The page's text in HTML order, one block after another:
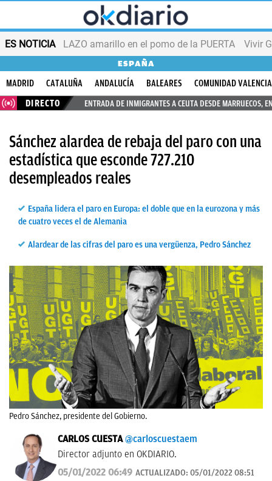
ES NOTICIA LAZO amarillo en el pomo de la PUERTA Vivir
ESPAÑA
MADRID CATALUÑA ANDALUCÍA BALEARES
COMUNIDAD
DIRECTO
ENTRADA DE INMIGRANTES A CEUTA DESDE MARRUECOS,
Sánchez alardea de rebaja del paro con una
estadística que esconde 727.210
desempleados reales
España lidera el paro en Europa: el doble que en la eurozona y más
de cuatro veces el de Alemania
Alardear de las cifras del paro es una vergüenza, Pedro Sánchez
Pedro Sánchez, presidente del Gobierno.
CARLOS CUESTA @carloscuestaem
Director adjunto en OKDIARIO.
05/01/2022 06:49 ACTUALIZADO: 05/01/2022 08:51